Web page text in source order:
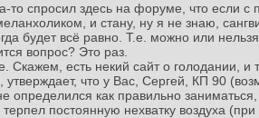
то спросил здесь на форуме, что если
и стану, ну я не знаю,
будет всё равно. Т.е. можно или
вопрос? Это раз.
Скажем, есть некий сайт о голодании, и
утверждает, что у Вас, Сергей, КП 90
определился как правильно
терпел постоянную нехватку воздуха